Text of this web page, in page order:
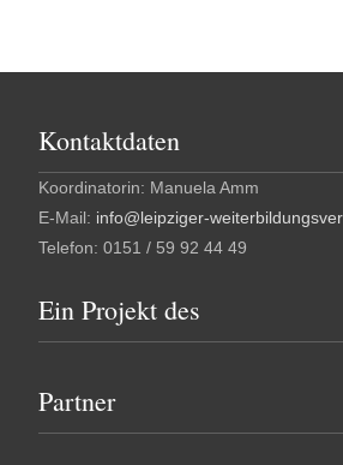
Kontaktdaten
Koordinatorin: Manuela Amm
E-Mail: info@leipziger-
Telefon: 0151 / 59 92 44 49
Ein Projekt des
Partner